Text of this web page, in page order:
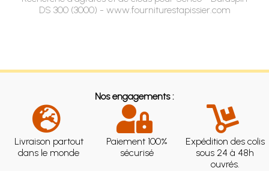
DS 300 (3000) - www.fourniturestapissier.com
Nos engagements :
Livraison partout
dans le monde
Paiement 100%
sécurisé
Expédition des colis
sous 24 à 48h
ouvrés.